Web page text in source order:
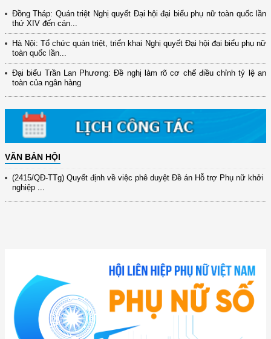
Đồng Tháp: Quán triệt Nghị quyết Đại hội đại biểu phụ nữ toàn quốc lần
thứ XIV đến cán...
Hà Nội: Tổ chức quán triệt, triển khai Nghị quyết Đại hội đại biểu phụ nữ
toàn quốc lần...
Đại biểu Trần Lan Phương: Đề nghị làm rõ cơ chế điều chỉnh tỷ lệ an
toàn của ngân hàng
VĂN BẢN HỘI
(12/TB-HĐKH) V/v đăng ký, đề xuất nhiệm vụ Khoa học, công nghệ và
đổi mới ...
(898/KH/ĐCT) Kế hoạch thực hiện Quyết định số 2415/QĐ-TTg ngày
31/10/2025 ...
xây dựng ...
(891/KH-ĐCT) Kế hoạch thực hiện Nghị quyết số 72-NQ/TW ngày
9/9/2025 của Bộ ...
(2415/QĐ-TTg) Quyết định về việc phê duyệt Đề án Hỗ trợ Phụ nữ khởi
nghiệp ...